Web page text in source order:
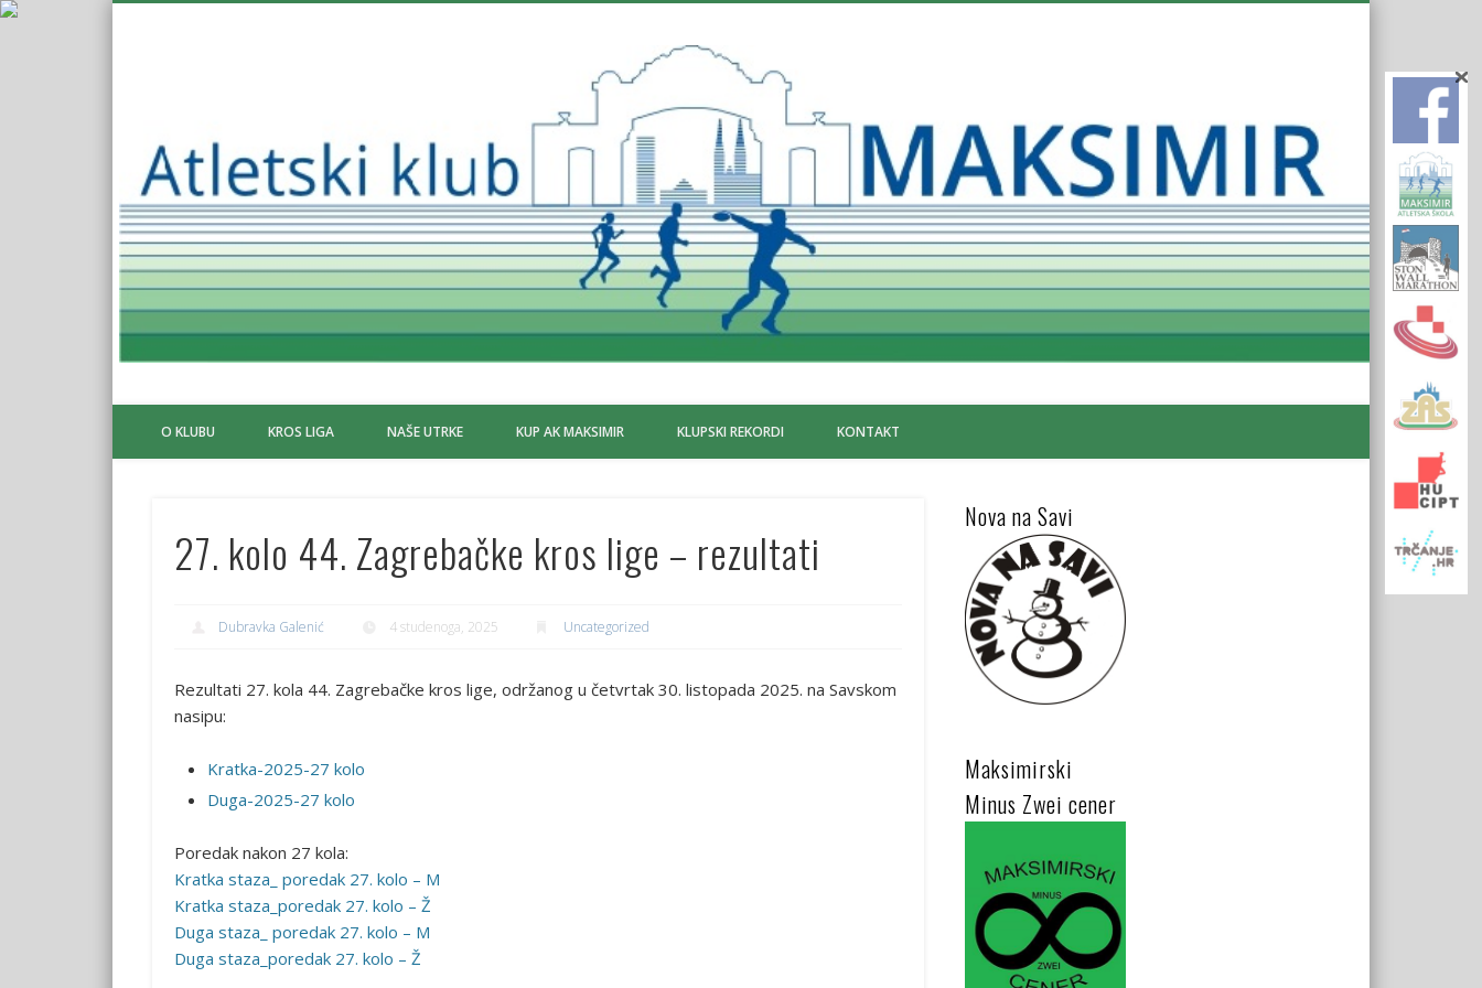
Klub
O KLUBU KROS LIGA NAŠE UTRKE KUP AK MAKSIMIR KLUPSKI REKORDI KONTAKT
27. kolo 44. Zagrebačke kros lige – rezultati
Dubravka Galenić 4 studenoga, 2025 Uncategorized
Rezultati 27. kola 44. Zagrebačke kros lige, održanog u četvrtak 30. listopada 2025. na Savskom
nasipu:
Kratka-2025-27 kolo
Duga-2025-27 kolo
Poredak nakon 27 kola:
Kratka staza_ poredak 27. kolo – M
Kratka staza_poredak 27. kolo – Ž
Duga staza_ poredak 27. kolo – M
Duga staza_poredak 27. kolo – Ž
Nova na Savi
Maksimirski
Minus Zwei cener